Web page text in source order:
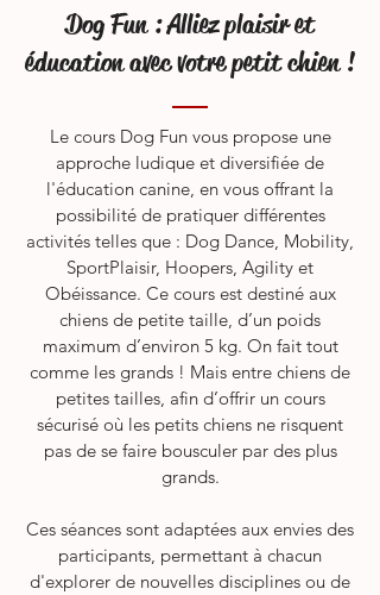
Dog Fun : Alliez plaisir et
éducation avec votre petit chien !
Le cours Dog Fun vous propose une
approche ludique et diversifiée de
l'éducation canine, en vous offrant la
possibilité de pratiquer différentes
activités telles que : Dog Dance, Mobility,
SportPlaisir, Hoopers, Agility et
Obéissance. Ce cours est destiné aux
chiens de petite taille, d’un poids
maximum d’environ 5 kg. On fait tout
comme les grands ! Mais entre chiens de
petites tailles, afin d’offrir un cours
sécurisé où les petits chiens ne risquent
pas de se faire bousculer par des plus
grands.
Ces séances sont adaptées aux envies des
participants, permettant à chacun
d'explorer de nouvelles disciplines ou de